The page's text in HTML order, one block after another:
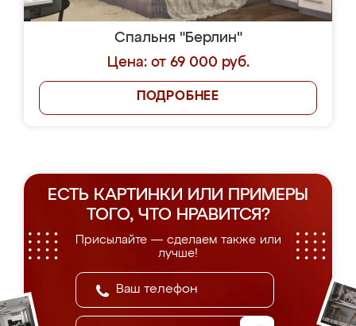
Спальня "Берлин"
Цена: от 69 000 руб.
ПОДРОБНЕЕ
ЕСТЬ КАРТИНКИ ИЛИ ПРИМЕРЫ
ТОГО, ЧТО НРАВИТСЯ?
Присылайте — сделаем также или
лучше!